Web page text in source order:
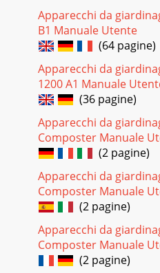
Pagina 31 - Serviceliaal
37DE AT CHchen.
Warten Sie stets, bis sie
38DE AT CHBERÜHREN,
Schlag.
Pagina 33 -
39DE AT CHwerden. 4. Sichern
Zusatzgriff montieren: 1.
Pagina 34 -
Apparecchi da
B1 Manuale Utente
(64 pagine)
Apparecchi da
1200 A1 Manuale
(36 pagine)
Apparecchi da
Composter Manuale
(2 pagine)
Apparecchi da
Composter Manuale
(2 pagine)
Apparecchi da
Composter Manuale
(2 pagine)